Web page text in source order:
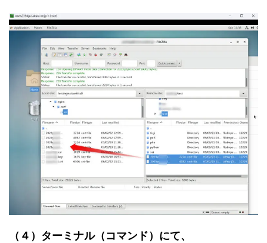
（４）ターミナル（コマンド）にて、